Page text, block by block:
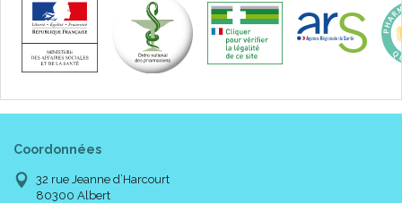
Coordonnées
32 rue Jeanne d’Harcourt
80300 Albert